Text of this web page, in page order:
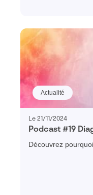
Actualité
Le 21/11/2024
Podcast #19
comprendre,
transformation
Découvrez